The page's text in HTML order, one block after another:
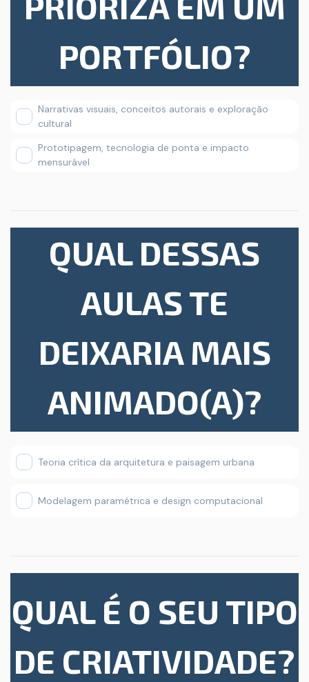
PORTFÓLIO?
Narrativas visuais, conceitos autorais e exploração
cultural
Prototipagem, tecnologia de ponta e impacto
mensurável
QUAL DESSAS
AULAS TE
DEIXARIA MAIS
ANIMADO(A)?
Teoria crítica da arquitetura e paisagem urbana
Modelagem paramétrica e design computacional
QUAL É O SEU TIPO
DE CRIATIVIDADE?